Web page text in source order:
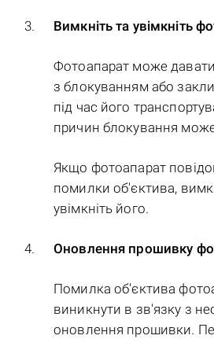
Вимкніть та увімкніть
Фотоапарат може
з блокуванням або
під час його
причин блокування
Якщо фотоапарат
помилки об'єктива,
увімкніть його.
Оновлення прошивку
Помилка об'єктива
виникнути в зв'язку з
оновлення прошивки.